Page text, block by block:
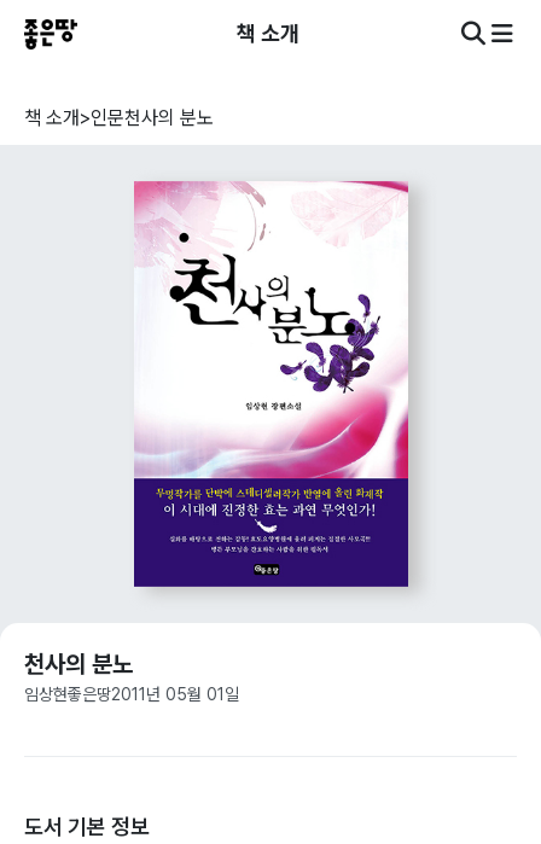
책 소개
책 소개>인문천사의 분노
천사의 분노
임상현좋은땅2011년 05월 01일
도서 기본 정보